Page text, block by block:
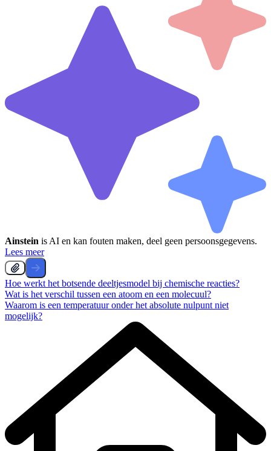
Ainstein is AI en kan fouten maken, deel geen persoonsgegevens.
Lees meer
Hoe werkt het botsende deeltjesmodel bij chemische reacties?
Wat is het verschil tussen een atoom en een molecuul?
Waarom is een temperatuur onder het absolute nulpunt niet
mogelijk?